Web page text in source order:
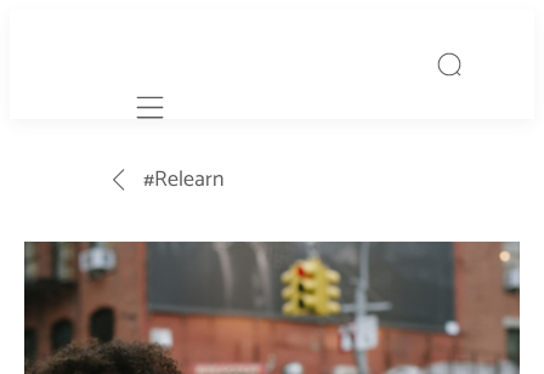
Mobile navigation
#Relearn